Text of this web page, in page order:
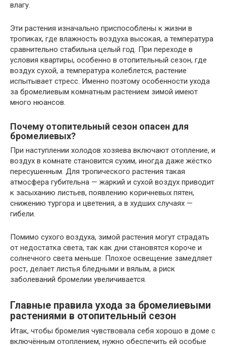
влагу.
Эти растения изначально приспособлены к жизни в
тропиках, где влажность воздуха высокая, а температура
сравнительно стабильна целый год. При переходе в
условия квартиры, особенно в отопительный сезон, где
воздух сухой, а температура колеблется, растение
испытывает стресс. Именно поэтому особенности ухода
за бромелиевым комнатным растением зимой имеют
много нюансов.
Почему отопительный сезон опасен для
бромелиевых?
При наступлении холодов хозяева включают отопление, и
воздух в комнате становится сухим, иногда даже жёстко
пересушенным. Для тропического растения такая
атмосфера губительна — жаркий и сухой воздух приводит
к засыханию листьев, появлению коричневых пятен,
снижению тургора и цветения, а в худших случаях —
гибели.
Помимо сухого воздуха, зимой растения могут страдать
от недостатка света, так как дни становятся короче и
солнечного света меньше. Плохое освещение замедляет
рост, делает листья бледными и вялым, а риск
заболеваний бромелии увеличивается.
Главные правила ухода за бромелиевыми
растениями в отопительный сезон
Итак, чтобы бромелия чувствовала себя хорошо в доме с
включённым отоплением, нужно обеспечить ей особые